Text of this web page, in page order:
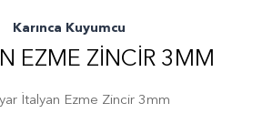
Karınca Kuyumcu
EZME ZINCIR 3MM
İtalyan Ezme Zincir 3mm